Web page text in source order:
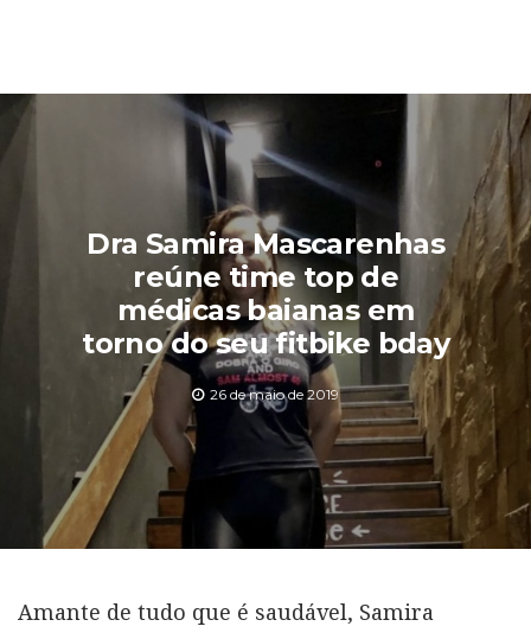
Dra Samira Mascarenhas
reúne time top de
médicas baianas em
torno do seu fitbike bday
26 de maio de 2019
Amante de tudo que é saudável, Samira